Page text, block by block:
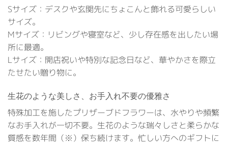
Sサイズ：デスクや玄関先にちょこんと飾れる可愛らしい
サイズ。
Mサイズ：リビングや寝室など、少し存在感を出したい場
所に最適。
Lサイズ：開店祝いや特別な記念日など、華やかさを際立
たせたい贈り物に。
生花のような美しさ、お手入れ不要の優雅さ
特殊加工を施したプリザーブドフラワーは、水やりや頻繁
なお手入れが一切不要。生花のような瑞々しさと柔らかな
質感を数年間（※）保ち続けます。忙しい方へのギフトに